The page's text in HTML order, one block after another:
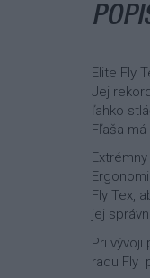
Elite Fly
Jej
ľahko
Fľaša
Fly Tex,
jej
Pri
radu Fly